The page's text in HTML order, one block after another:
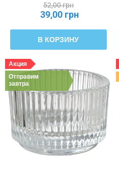
52,00 грн
39,00 грн
В КОРЗИНУ
Акция
Отправим
завтра